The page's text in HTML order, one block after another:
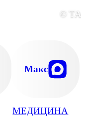
МЕДИЦИНА
©
Макс